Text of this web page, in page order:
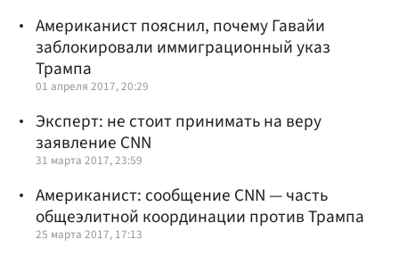
Американист пояснил, почему Гавайи
заблокировали иммиграционный указ
Трампа
01 апреля 2017, 20:29
Эксперт: не стоит принимать на веру
заявление CNN
31 марта 2017, 23:59
Американист: сообщение CNN — часть
общеэлитной координации против Трампа
25 марта 2017, 17:13